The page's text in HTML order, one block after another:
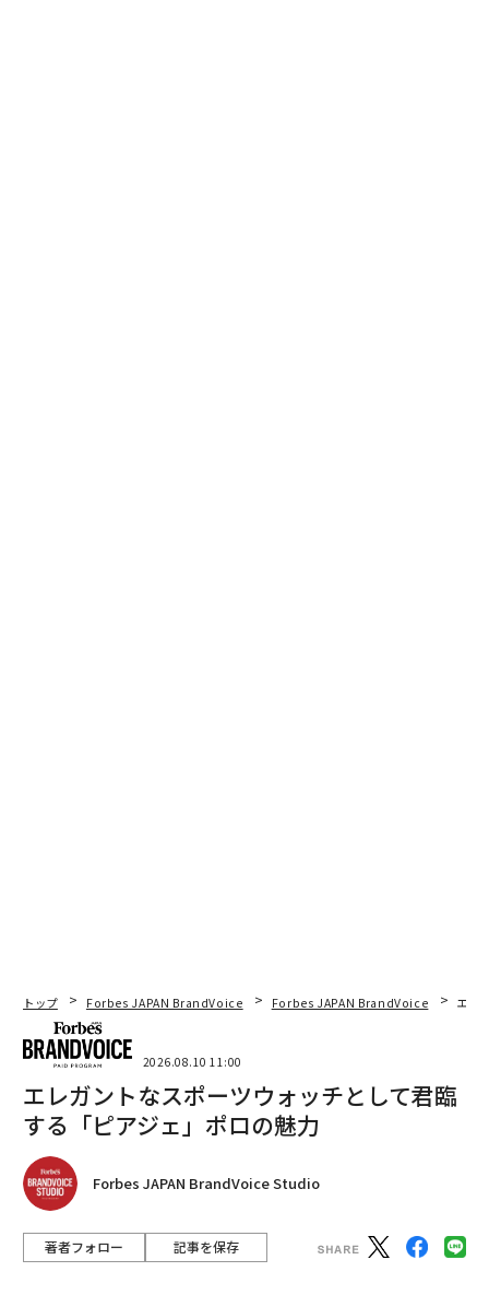
トップ Forbes JAPAN BrandVoice Forbes JAPAN BrandVoice エレ
2026.08.10 11:00
エレガントなスポーツウォッチとして君臨
する「ピアジェ」ポロの魅力
Forbes JAPAN BrandVoice Studio
著者フォロー 記事を保存